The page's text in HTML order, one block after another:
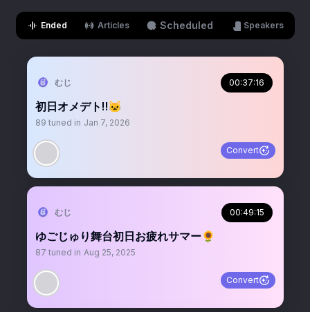
Ended Articles Scheduled Speakers
むじ 00:37:16
初日オメデト‼️🐱
89 tuned in Jan 7, 2026
Convert
むじ 00:49:15
ゆごじゅり舞台初日お疲れサマー🌻
87 tuned in Aug 25, 2025
Convert